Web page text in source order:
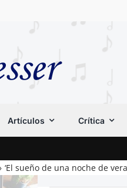
Artículos Crítica
‘El sueño de una noche de